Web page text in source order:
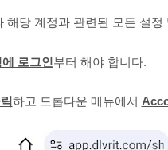
해당 계정과 관련된 모든 설
로그인부터 해야 합니다.
하고 드롭다운 메뉴에서